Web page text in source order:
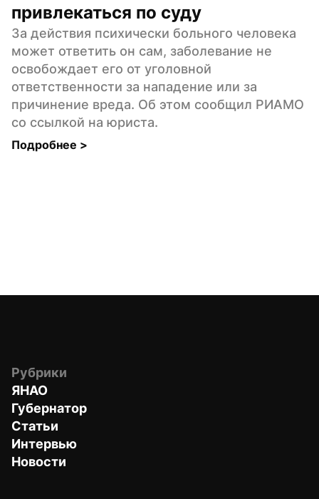
привлекаться по суду
За действия психически больного человека
может ответить он сам, заболевание не
освобождает его от уголовной
ответственности за нападение или за
причинение вреда. Об этом сообщил РИАМО
со ссылкой на юриста.
Подробнее >
Рубрики
ЯНАО
Губернатор
Статьи
Интервью
Новости